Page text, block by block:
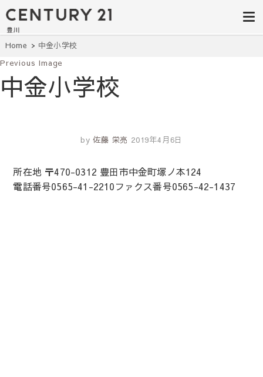
豊田市の中古
住宅・土地・
リノベ物件探
し｜センチュ
リー21豊川
建て・土地探しはセンチュリー21豊
川へ。豊田市内の最新物件情報を随
時更新中！駅近、建築条件無し、ペ
ット可、学区別など、お客様のこだ
単検索。
Home 中金小学校
Previous Image
中金小学校
by 佐藤 栄亮 2019年4月6日
所在地 〒470-0312 豊田市中金町塚ノ本124
電話番号0565-41-2210ファクス番号0565-42-1437